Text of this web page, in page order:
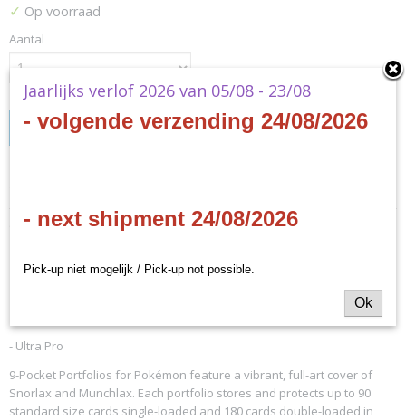
✓ Op voorraad
Aantal
IN WINKELWAGEN
Productcode
074427159504
Omschrijving
Pokémon - Snorlax &
Munchlax 9-Pocket Portfolio
- Ultra Pro
9-Pocket Portfolios for Pokémon feature a vibrant, full-art cover of
Snorlax and Munchlax. Each portfolio stores and protects up to 90
standard size cards single-loaded and 180 cards double-loaded in
Jaarlijks verlof 2026 van 05/08 - 23/08
- volgende verzending 24/08/2026
- next shipment 24/08/2026
Pick-up niet mogelijk / Pick-up not possible.
Ok